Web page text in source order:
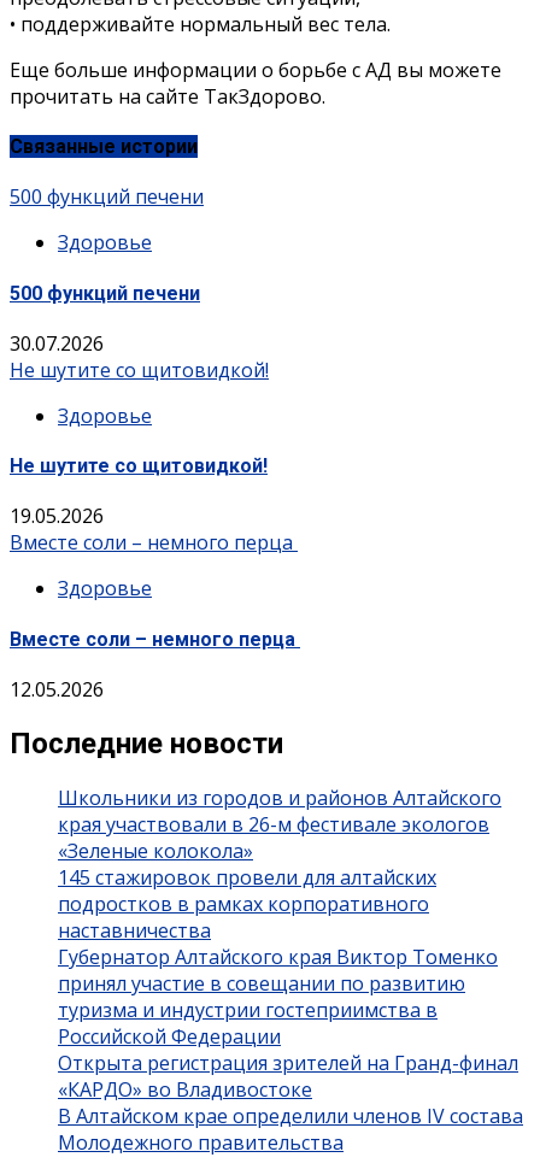
• поддерживайте нормальный вес тела.
Еще больше информации о борьбе с АД вы можете
прочитать на сайте ТакЗдорово.
Связанные истории
500 функций печени
Здоровье
500 функций печени
30.07.2026
Не шутите со щитовидкой!
Здоровье
Не шутите со щитовидкой!
19.05.2026
Вместе соли – немного перца
Здоровье
Вместе соли – немного перца
12.05.2026
Последние новости
Школьники из городов и районов Алтайского
края участвовали в 26-м фестивале экологов
«Зеленые колокола»
145 стажировок провели для алтайских
подростков в рамках корпоративного
наставничества
Губернатор Алтайского края Виктор Томенко
принял участие в совещании по развитию
туризма и индустрии гостеприимства в
Российской Федерации
Открыта регистрация зрителей на Гранд-финал
«КАРДО» во Владивостоке
В Алтайском крае определили членов IV состава
Молодежного правительства